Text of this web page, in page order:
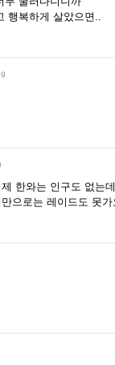
행복하게 살았으면..
한와는 인구도 없는데
으로는 레이드도 못가